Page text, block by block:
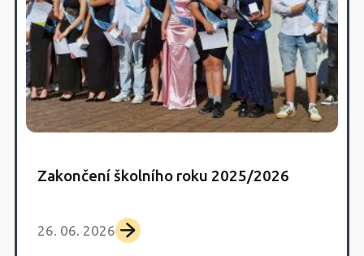
Zakončení školního roku 2025/2026
26. 06. 2026